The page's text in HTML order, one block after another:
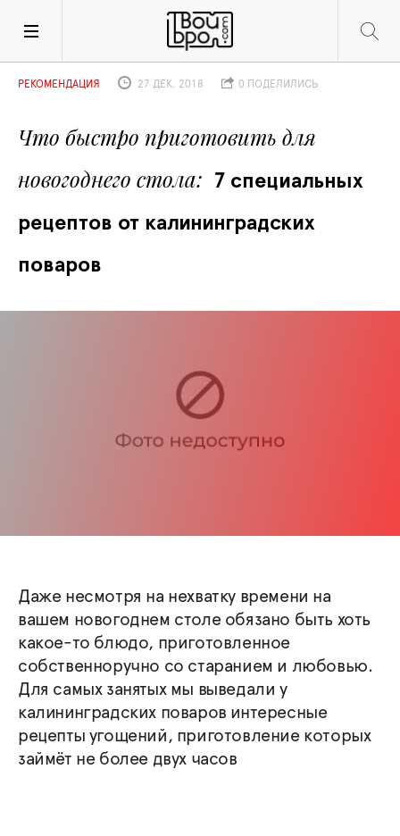
Что быстро приготовить для
новогоднего стола
7 специальных
рецептов от калининградских
поваров
РЕКОМЕНДАЦИЯ 27 ДЕК. 2018 0 ПОДЕЛИЛИСЬ
Даже несмотря на нехватку времени на
вашем новогоднем столе обязано быть хоть
какое-то блюдо, приготовленное
собственноручно со старанием и любовью.
Для самых занятых мы выведали у
калининградских поваров интересные
рецепты угощений, приготовление которых
займёт не более двух часов